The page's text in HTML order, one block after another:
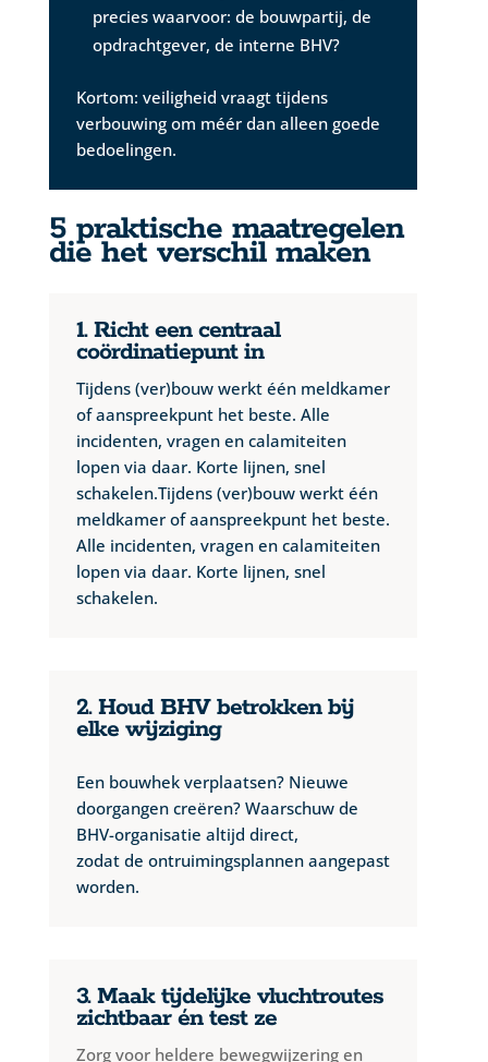
precies waarvoor: de bouwpartij, de
opdrachtgever, de interne BHV?
Kortom: veiligheid vraagt tijdens
verbouwing om méér dan alleen goede
bedoelingen.
5 praktische maatregelen
die het verschil maken
1. Richt een centraal
coördinatiepunt in
Tijdens (ver)bouw werkt één meldkamer
of aanspreekpunt het beste. Alle
incidenten, vragen en calamiteiten
lopen via daar. Korte lijnen, snel
schakelen.Tijdens (ver)bouw werkt één
meldkamer of aanspreekpunt het beste.
Alle incidenten, vragen en calamiteiten
lopen via daar. Korte lijnen, snel
schakelen.
2. Houd BHV betrokken bij
elke wijziging
Een bouwhek verplaatsen? Nieuwe
doorgangen creëren? Waarschuw de
BHV-organisatie altijd direct,
zodat de ontruimingsplannen aangepast
worden.
3. Maak tijdelijke vluchtroutes
zichtbaar én test ze
Zorg voor heldere bewegwijzering en